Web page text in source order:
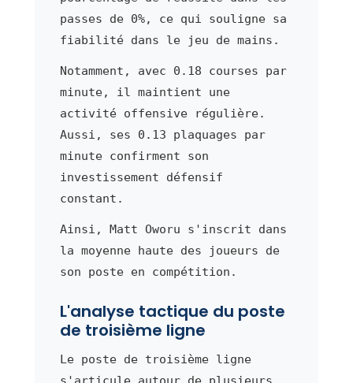
passes de 0%, ce qui souligne sa
fiabilité dans le jeu de mains.
Notamment, avec 0.18 courses par
minute, il maintient une
activité offensive régulière.
Aussi, ses 0.13 plaquages par
minute confirment son
investissement défensif
constant.
Ainsi, Matt Oworu s'inscrit dans
la moyenne haute des joueurs de
son poste en compétition.
L'analyse tactique du poste
de troisième ligne
Le poste de troisième ligne